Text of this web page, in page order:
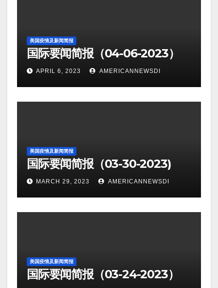
美国疫情及新闻简报
国际要闻简报（04-06-2023）
APRIL 6, 2023 AMERICANNEWSDI
美国疫情及新闻简报
国际要闻简报（03-30-2023)
MARCH 29, 2023 AMERICANNEWSDI
美国疫情及新闻简报
国际要闻简报（03-24-2023）